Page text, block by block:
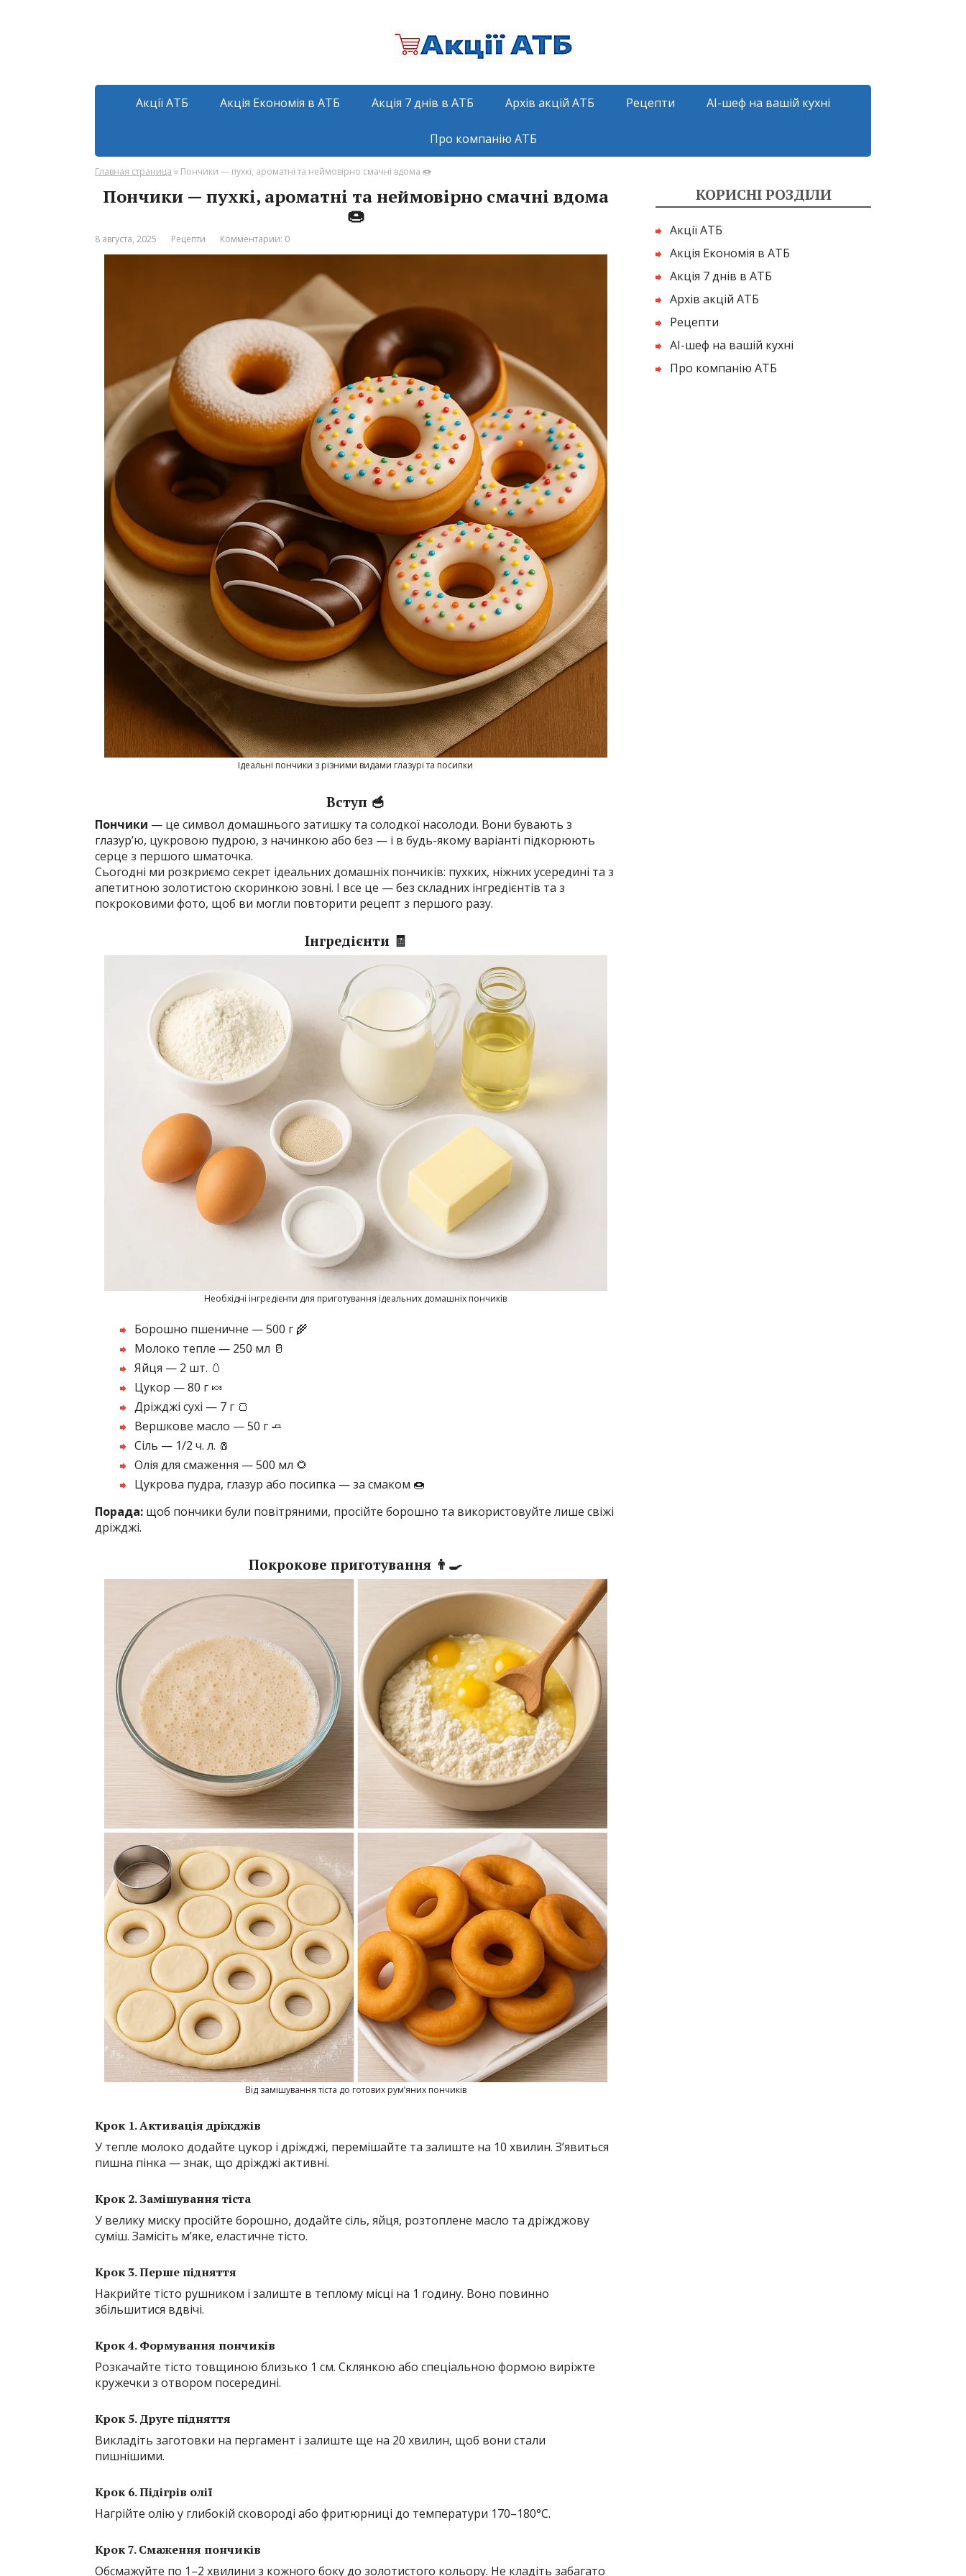
Акції АТБ Акція Економія в АТБ Акція 7 днів в АТБ Архів акцій АТБ Рецепти AI-шеф на вашій кухні
Про компанію АТБ
Главная страница » Пончики — пухкі, ароматні та неймовірно смачні вдома 🍩
Пончики — пухкі, ароматні та неймовірно смачні вдома
🍩
8 августа, 2025 Рецепти Комментарии: 0
Ідеальні пончики з різними видами глазурі та посипки
Вступ 🥣
Пончики — це символ домашнього затишку та солодкої насолоди. Вони бувають з
глазур’ю, цукровою пудрою, з начинкою або без — і в будь-якому варіанті підкорюють
серце з першого шматочка.
Сьогодні ми розкриємо секрет ідеальних домашніх пончиків: пухких, ніжних усередині та з
апетитною золотистою скоринкою зовні. І все це — без складних інгредієнтів та з
покроковими фото, щоб ви могли повторити рецепт з першого разу.
Інгредієнти 🧾
Необхідні інгредієнти для приготування ідеальних домашніх пончиків
Борошно пшеничне — 500 г 🌾
Молоко тепле — 250 мл 🥛
Яйця — 2 шт. 🥚
Цукор — 80 г 🍬
Дріжджі сухі — 7 г 🍞
Вершкове масло — 50 г 🧈
Сіль — 1/2 ч. л. 🧂
Олія для смаження — 500 мл 🌻
Цукрова пудра, глазур або посипка — за смаком 🍩
Порада: щоб пончики були повітряними, просійте борошно та використовуйте лише свіжі
дріжджі.
Покрокове приготування 👨‍🍳
Від замішування тіста до готових рум’яних пончиків
Крок 1. Активація дріжджів
У тепле молоко додайте цукор і дріжджі, перемішайте та залиште на 10 хвилин. З’явиться
пишна пінка — знак, що дріжджі активні.
Крок 2. Замішування тіста
У велику миску просійте борошно, додайте сіль, яйця, розтоплене масло та дріжджову
суміш. Замісіть м’яке, еластичне тісто.
Крок 3. Перше підняття
Накрийте тісто рушником і залиште в теплому місці на 1 годину. Воно повинно
збільшитися вдвічі.
Крок 4. Формування пончиків
Розкачайте тісто товщиною близько 1 см. Склянкою або спеціальною формою виріжте
кружечки з отвором посередині.
Крок 5. Друге підняття
Викладіть заготовки на пергамент і залиште ще на 20 хвилин, щоб вони стали
пишнішими.
Крок 6. Підігрів олії
Нагрійте олію у глибокій сковороді або фритюрниці до температури 170–180°C.
Крок 7. Смаження пончиків
Обсмажуйте по 1–2 хвилини з кожного боку до золотистого кольору. Не кладіть забагато
КОРИСНІ РОЗДІЛИ
Акції АТБ
Акція Економія в АТБ
Акція 7 днів в АТБ
Архів акцій АТБ
Рецепти
AI-шеф на вашій кухні
Про компанію АТБ